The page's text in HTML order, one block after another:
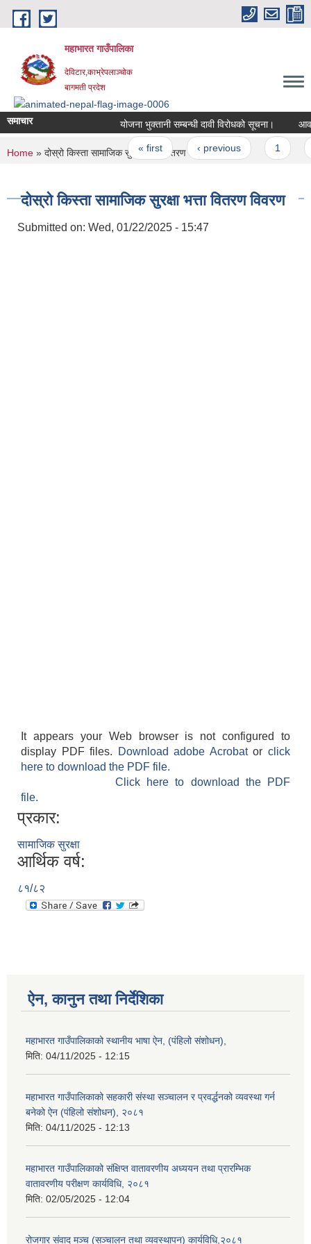
Skip to main content
महाभारत गाउँपालिका
देविटार,काभ्रेपलाञ्चोक
बागमती प्रदेश
समाचार योजना भुक्तानी सम्बन्धी दावी विरोधको सूचना।
Pages
« first ‹ previous
You are here
Home » दोस्रो किस्ता सामाजिक सुरक्षा भत्ता वितरण विवरण
दोस्रो किस्ता सामाजिक सुरक्षा भत्ता वितरण विवरण
Submitted on: Wed, 01/22/2025 - 15:47
It appears your Web browser is not configured to
display PDF files.
Download adobe Acrobatorclick
here to download the PDF file.
Click here to download the PDF
file.
प्रकार:
सामाजिक सुरक्षा
आर्थिक वर्ष:
८१/८२
ऐन, कानुन तथा निर्देशिका
महाभारत गाउँपालिकाको स्थानीय भाषा ऐन, (पंहिलो संशोधन),
मिति: 04/11/2025 - 12:15
महाभारत गाउँपालिकाको सहकारी संस्था सञ्चालन र प्रवर्द्धनको व्यवस्था गर्न
बनेको ऐन (पंहिलो संशोधन), २०८१
मिति: 04/11/2025 - 12:13
महाभारत गाउँपालिकाको संक्षिप्त वातावरणीय अध्ययन तथा प्रारम्भिक
वातावरणीय परीक्षण कार्यविधि, २०८१
मिति: 02/05/2025 - 12:04
रोजगार संवाद मञ्च (सञ्चालन तथा व्यवस्थापन) कार्यविधि,२०८१